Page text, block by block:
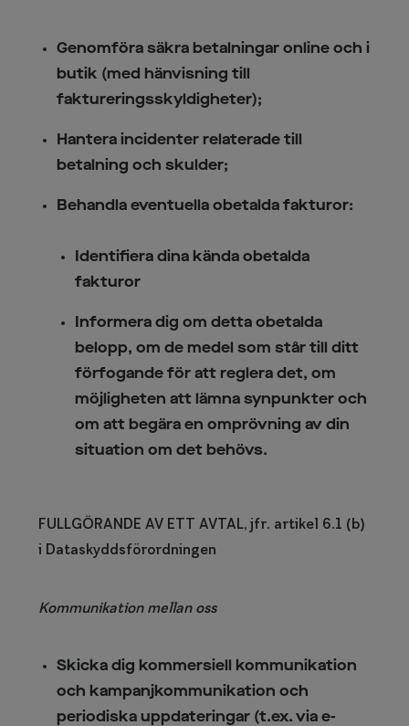
Genomföra säkra betalningar online och i
butik (med hänvisning till
faktureringsskyldigheter);
Hantera incidenter relaterade till
betalning och skulder;
Behandla eventuella obetalda fakturor:
Identifiera dina kända obetalda
fakturor
Informera dig om detta obetalda
belopp, om de medel som står till ditt
förfogande för att reglera det, om
möjligheten att lämna synpunkter och
om att begära en omprövning av din
situation om det behövs.
FULLGÖRANDE AV ETT AVTAL, jfr. artikel 6.1 (b)
i Dataskyddsförordningen
Kommunikation mellan oss
Skicka dig kommersiell kommunikation
och kampanjkommunikation och
periodiska uppdateringar (t.ex. via e-